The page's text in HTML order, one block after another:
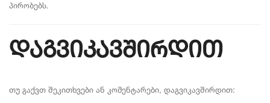
პირობებს.
დაგვიკავშირდით
თუ გაქვთ შეკითხვები ან კომენტარები, დაგვიკავშირდით: